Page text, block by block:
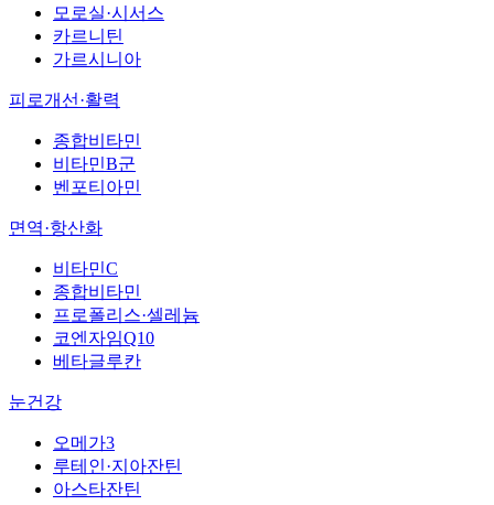
모로실·시서스
카르니틴
가르시니아
피로개선·활력
종합비타민
비타민B군
벤포티아민
면역·항산화
비타민C
종합비타민
프로폴리스·셀레늄
코엔자임Q10
베타글루칸
눈건강
오메가3
루테인·지아잔틴
아스타잔틴